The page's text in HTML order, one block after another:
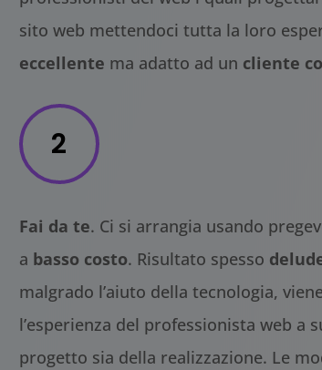
sito web mettendoci tutta la loro
eccellente ma adatto ad un cliente
2
Fai da te. Ci si arrangia usando
a basso costo. Risultato spesso
malgrado l’aiuto della tecnologia,
l’esperienza del professionista web a
progetto sia della realizzazione. Le